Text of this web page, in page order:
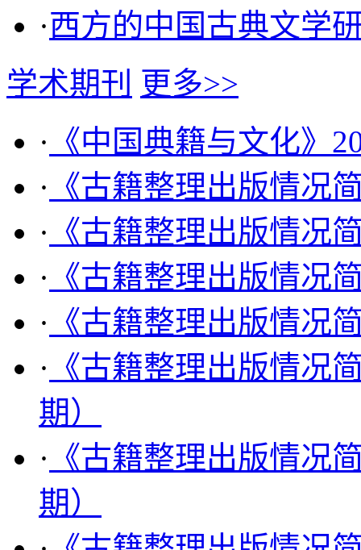
·西方的中国古典文学
学术期刊 更多>>
· 《中国典籍与文化》
· 《古籍整理出版情况
· 《古籍整理出版情况
· 《古籍整理出版情况
· 《古籍整理出版情况
· 《古籍整理出版情况
期）
· 《古籍整理出版情况
期）